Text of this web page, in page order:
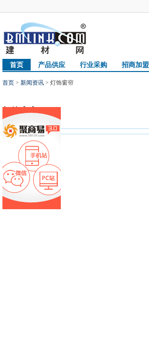
首页 产品供应 行业采购 招商加盟
首页 > 新闻资讯 > 灯饰窗帘
灯饰窗帘